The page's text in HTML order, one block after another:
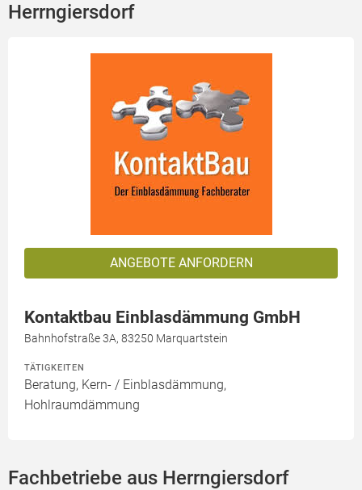
Herrngiersdorf
ANGEBOTE ANFORDERN
Kontaktbau Einblasdämmung GmbH
Bahnhofstraße 3A, 83250 Marquartstein
TÄTIGKEITEN
Beratung, Kern- / Einblasdämmung,
Hohlraumdämmung
Fachbetriebe aus Herrngiersdorf